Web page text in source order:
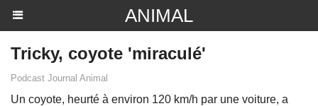
ANIMAL
Tricky, coyote 'miraculé'
Podcast Journal Animal
Un coyote, heurté à environ 120 km/h par une voiture, a